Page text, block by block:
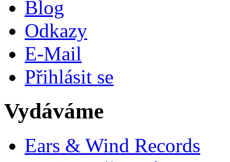
Blog
Odkazy
E-Mail
Přihlásit se
Vydáváme
Ears & Wind Records